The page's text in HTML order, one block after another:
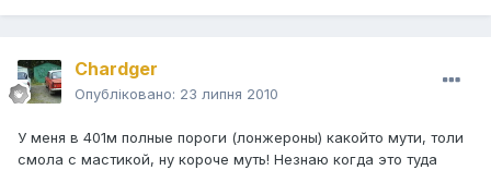
Chardger
Опубліковано: 23 липня 2010
У меня в 401м полные пороги (лонжероны) какойто мути, толи
смола с мастикой, ну короче муть! Незнаю когда это туда